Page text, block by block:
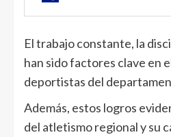
El trabajo constante, la
han sido factores clave en
deportistas del
Además, estos logros
del atletismo regional y su